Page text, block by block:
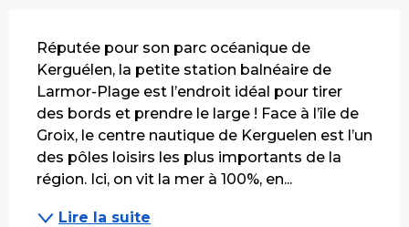
Réputée pour son parc océanique de
Kerguélen, la petite station balnéaire de
Larmor-Plage est l’endroit idéal pour tirer
des bords et prendre le large ! Face à l’île de
Groix, le centre nautique de Kerguelen est l’un
des pôles loisirs les plus importants de la
région. Ici, on vit la mer à 100%, en...
Lire la suite